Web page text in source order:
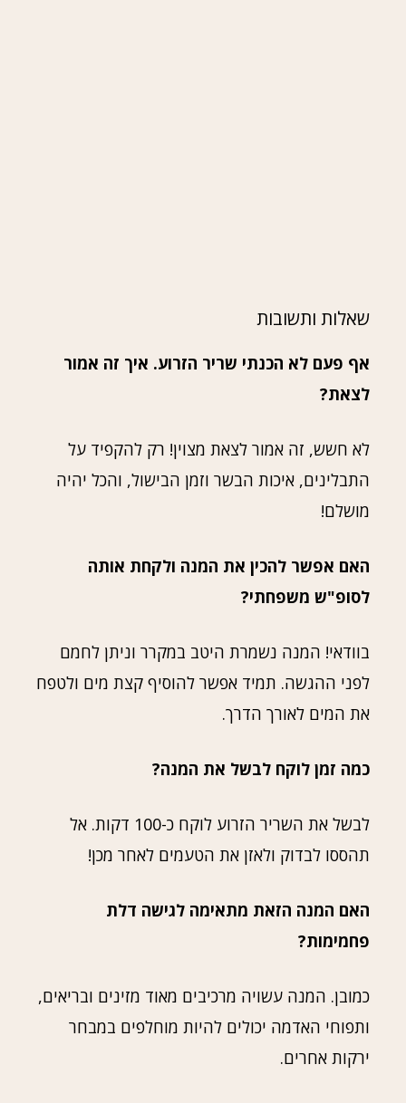
שאלות ותשובות
אף פעם לא הכנתי שריר הזרוע. איך זה אמור
לצאת?
לא חשש, זה אמור לצאת מצוין! רק להקפיד על
התבלינים, איכות הבשר וזמן הבישול, והכל יהיה
מושלם!
האם אפשר להכין את המנה ולקחת אותה
לסופ"ש משפחתי?
בוודאי! המנה נשמרת היטב במקרר וניתן לחמם
לפני ההגשה. תמיד אפשר להוסיף קצת מים ולטפח
את המים לאורך הדרך.
כמה זמן לוקח לבשל את המנה?
לבשל את השריר הזרוע לוקח כ-100 דקות. אל
תהססו לבדוק ולאזן את הטעמים לאחר מכן!
האם המנה הזאת מתאימה לגישה דלת
פחמימות?
כמובן. המנה עשויה מרכיבים מאוד מזינים ובריאים,
ותפוחי האדמה יכולים להיות מוחלפים במבחר
ירקות אחרים.